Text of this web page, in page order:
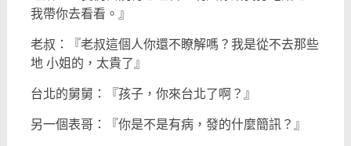
我帶你去看看。』
老叔：『老叔這個人你還不瞭解嗎？我是從不去那些
地 小姐的，太貴了』
台北的舅舅：『孩子，你來台北了啊？』
另一個表哥：『你是不是有病，發的什麼簡訊？』